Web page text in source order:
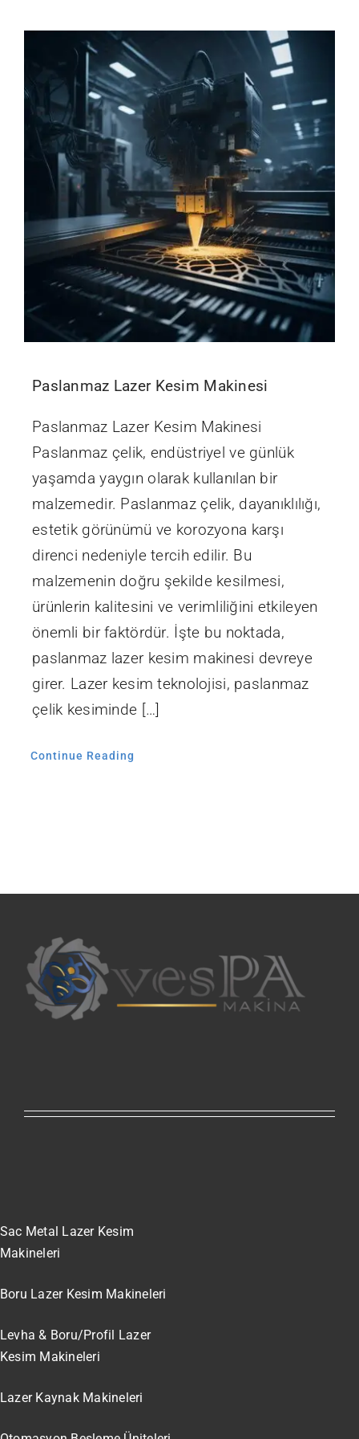
Paslanmaz Lazer Kesim Makinesi
Paslanmaz Lazer Kesim Makinesi
Paslanmaz çelik, endüstriyel ve günlük
yaşamda yaygın olarak kullanılan bir
malzemedir. Paslanmaz çelik, dayanıklılığı,
estetik görünümü ve korozyona karşı
direnci nedeniyle tercih edilir. Bu
malzemenin doğru şekilde kesilmesi,
ürünlerin kalitesini ve verimliliğini etkileyen
önemli bir faktördür. İşte bu noktada,
paslanmaz lazer kesim makinesi devreye
girer. Lazer kesim teknolojisi, paslanmaz
çelik kesiminde […]
Continue Reading
Sac Metal Lazer Kesim
Makineleri
Boru Lazer Kesim Makineleri
Levha & Boru/Profil Lazer
Kesim Makineleri
Lazer Kaynak Makineleri